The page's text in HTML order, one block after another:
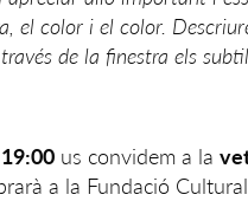
el color i el color.
de la finestra els
19:00 us convidem a la
a la Fundació